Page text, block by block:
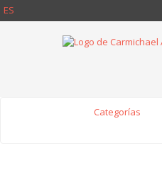
ES
Categorías